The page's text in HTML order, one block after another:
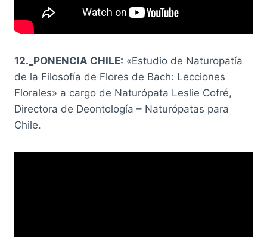
12._PONENCIA CHILE: «Estudio de Naturopatía
de la Filosofía de Flores de Bach: Lecciones
Florales» a cargo de Naturópata Leslie Cofré,
Directora de Deontología – Naturópatas para
Chile.